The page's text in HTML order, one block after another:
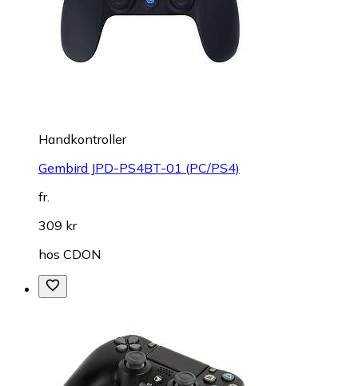
Handkontroller
Gembird JPD-PS4BT-01 (PC/PS4)
fr.
309 kr
hos CDON